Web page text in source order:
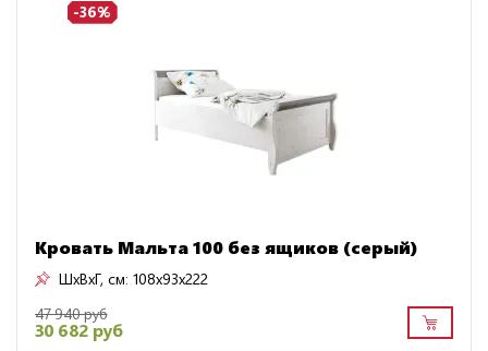
-36%
Кровать Мальта 100 без ящиков (серый)
ШxВxГ, см: 108x93x222
47 940 руб
30 682 руб